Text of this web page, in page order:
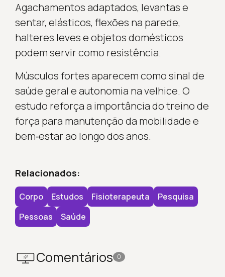
Agachamentos adaptados, levantas e
sentar, elásticos, flexões na parede,
halteres leves e objetos domésticos
podem servir como resistência.
Músculos fortes aparecem como sinal de
saúde geral e autonomia na velhice. O
estudo reforça a importância do treino de
força para manutenção da mobilidade e
bem‑estar ao longo dos anos.
Relacionados:
Corpo Estudos Fisioterapeuta
Pesquisa
Pessoas
Saúde
Comentários 0